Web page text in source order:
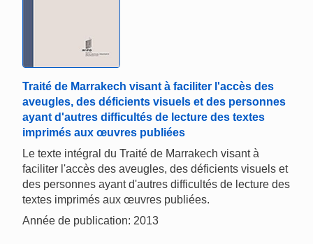
Traité de Marrakech visant à faciliter l'accès des
aveugles, des déficients visuels et des personnes
ayant d'autres difficultés de lecture des textes
imprimés aux œuvres publiées
Le texte intégral du Traité de Marrakech visant à
faciliter l'accès des aveugles, des déficients visuels et
des personnes ayant d'autres difficultés de lecture des
textes imprimés aux œuvres publiées.
Année de publication: 2013